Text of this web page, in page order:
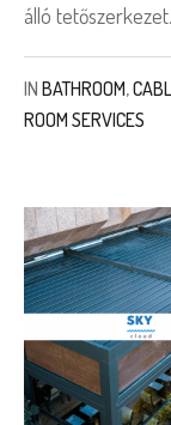
álló
IN BATHROOM,
ROOM SERVICES